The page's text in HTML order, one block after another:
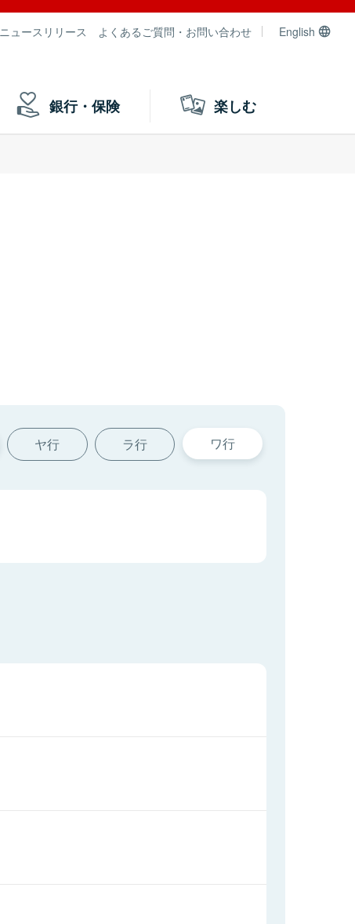
ニュースリリース よくあるご質問・お問い合わせ English
銀行・保険 楽しむ
ヤ行 ラ行 ワ行